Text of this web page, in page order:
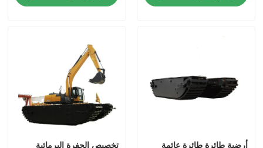
الحفارات الغيار
أرضية طائرة طائرة عائمة
تخصيص الحفرة البرمائية